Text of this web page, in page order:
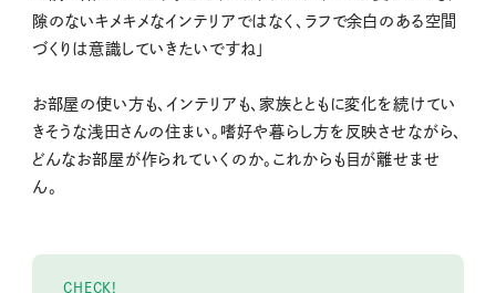
隙のないキメキメなインテリアではなく、ラフで余白のある空間
づくりは意識していきたいですね」
お部屋の使い方も、インテリアも、家族とともに変化を続けてい
きそうな浅田さんの住まい。嗜好や暮らし方を反映させながら、
どんなお部屋が作られていくのか。これからも目が離せませ
ん。
CHECK!